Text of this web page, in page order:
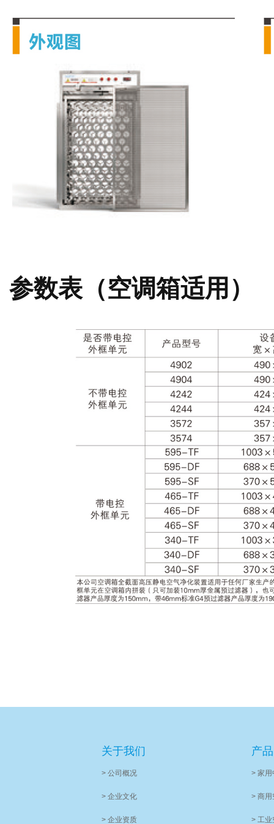
参数表（空调箱适用）
关于我们
> 公司概况
> 企业文化
> 企业资质
产
> 家用
> 商用
> 工业